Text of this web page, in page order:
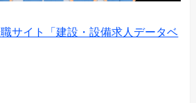
サイト「建設・設備求人データベ